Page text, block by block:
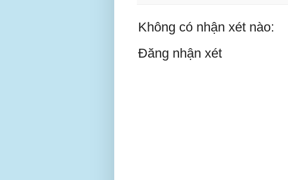
Không có nhận xét nào:
Đăng nhận xét